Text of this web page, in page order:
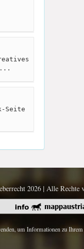
Seite
2026 | Alle Rechte
um Informationen zu